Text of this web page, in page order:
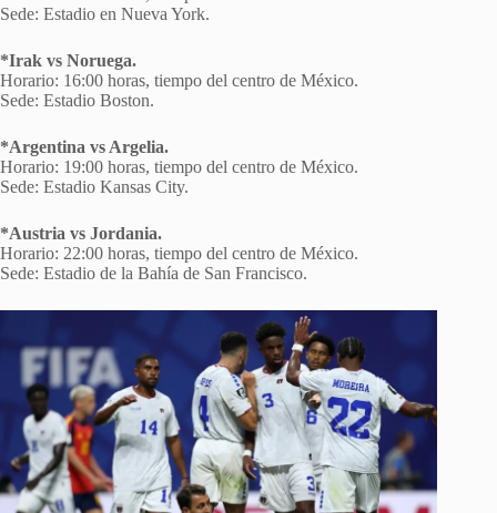
Sede: Estadio en Nueva York.
*Irak vs Noruega.
Horario: 16:00 horas, tiempo del centro de México.
Sede: Estadio Boston.
*Argentina vs Argelia.
Horario: 19:00 horas, tiempo del centro de México.
Sede: Estadio Kansas City.
*Austria vs Jordania.
Horario: 22:00 horas, tiempo del centro de México.
Sede: Estadio de la Bahía de San Francisco.